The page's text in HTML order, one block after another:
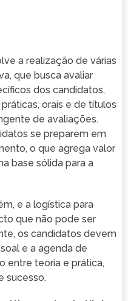
a realização de várias
que busca avaliar
dos candidatos,
orais e de títulos
de avaliações.
se preparem em
o que agrega valor
base sólida para a
e a logística para
que não pode ser
os candidatos devem
e a agenda de
entre teoria e prática,
sucesso.